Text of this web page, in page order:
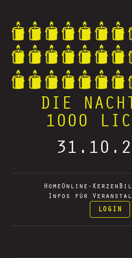
DIE
1000
Home Online-Kerzen
Infos für
LOGIN